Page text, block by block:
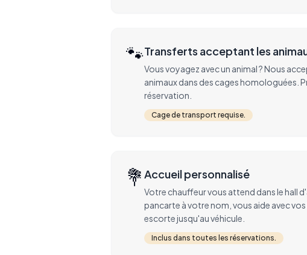
🐾Transferts acceptant les
Vous voyagez avec un animal ? Nous
animaux dans des cages homologuées.
réservation.
Cage de transport requise.
💐 Accueil personnalisé
Votre chauffeur vous attend dans le hall
pancarte à votre nom, vous aide avec
escorte jusqu'au véhicule.
Inclus dans toutes les réservations.